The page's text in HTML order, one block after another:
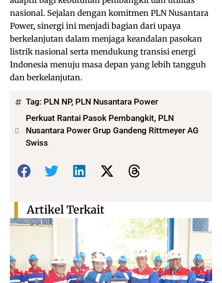
nasional. Sejalan dengan komitmen PLN Nusantara
Power, sinergi ini menjadi bagian dari upaya
berkelanjutan dalam menjaga keandalan pasokan
listrik nasional serta mendukung transisi energi
Indonesia menuju masa depan yang lebih tangguh
dan berkelanjutan.
Tag: PLN NP, PLN Nusantara Power
Perkuat Rantai Pasok Pembangkit, PLN
Nusantara Power Grup Gandeng Rittmeyer AG
Swiss
Bagikan:
Artikel Terkait